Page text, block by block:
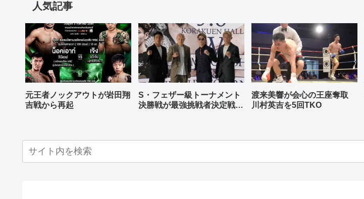
人気記事
元王者ノックアウトが岩田翔
吉戦から再起
S・フェザー級トーナメント
決勝戦が最強挑戦者決定戦兼
渡来美響が会心の王座奪取
川村英吉を5回TKO